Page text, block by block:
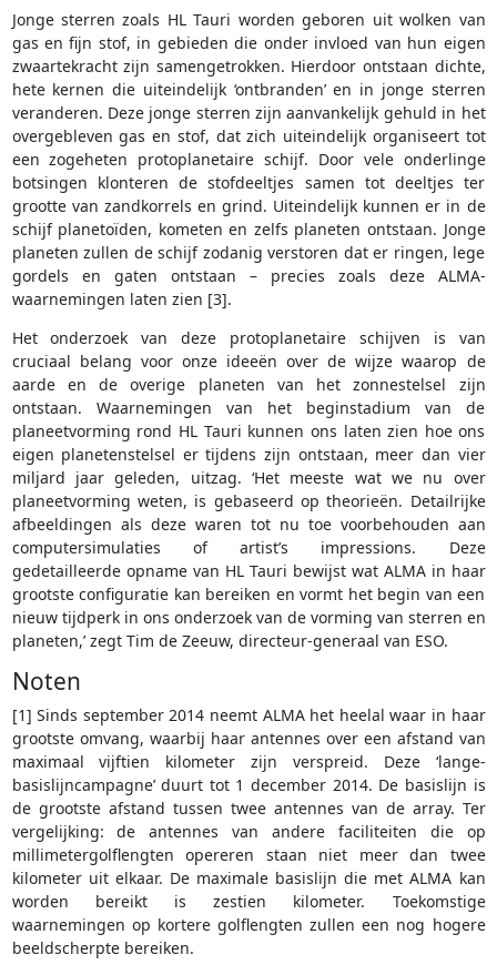
Jonge sterren zoals HL Tauri worden geboren uit wolken van
gas en fijn stof, in gebieden die onder invloed van hun eigen
zwaartekracht zijn samengetrokken. Hierdoor ontstaan dichte,
hete kernen die uiteindelijk ‘ontbranden’ en in jonge sterren
veranderen. Deze jonge sterren zijn aanvankelijk gehuld in het
overgebleven gas en stof, dat zich uiteindelijk organiseert tot
een zogeheten protoplanetaire schijf. Door vele onderlinge
botsingen klonteren de stofdeeltjes samen tot deeltjes ter
grootte van zandkorrels en grind. Uiteindelijk kunnen er in de
schijf planetoïden, kometen en zelfs planeten ontstaan. Jonge
planeten zullen de schijf zodanig verstoren dat er ringen, lege
gordels en gaten ontstaan – precies zoals deze ALMA-
waarnemingen laten zien [3].
Het onderzoek van deze protoplanetaire schijven is van
cruciaal belang voor onze ideeën over de wijze waarop de
aarde en de overige planeten van het zonnestelsel zijn
ontstaan. Waarnemingen van het beginstadium van de
planeetvorming rond HL Tauri kunnen ons laten zien hoe ons
eigen planetenstelsel er tijdens zijn ontstaan, meer dan vier
miljard jaar geleden, uitzag. ‘Het meeste wat we nu over
planeetvorming weten, is gebaseerd op theorieën. Detailrijke
afbeeldingen als deze waren tot nu toe voorbehouden aan
computersimulaties of artist’s impressions. Deze
gedetailleerde opname van HL Tauri bewijst wat ALMA in haar
grootste configuratie kan bereiken en vormt het begin van een
nieuw tijdperk in ons onderzoek van de vorming van sterren en
planeten,’ zegt Tim de Zeeuw, directeur-generaal van ESO.
Noten
[1] Sinds september 2014 neemt ALMA het heelal waar in haar
grootste omvang, waarbij haar antennes over een afstand van
maximaal vijftien kilometer zijn verspreid. Deze ‘lange-
basislijncampagne’ duurt tot 1 december 2014. De basislijn is
de grootste afstand tussen twee antennes van de array. Ter
vergelijking: de antennes van andere faciliteiten die op
millimetergolflengten opereren staan niet meer dan twee
kilometer uit elkaar. De maximale basislijn die met ALMA kan
worden bereikt is zestien kilometer. Toekomstige
waarnemingen op kortere golflengten zullen een nog hogere
beeldscherpte bereiken.